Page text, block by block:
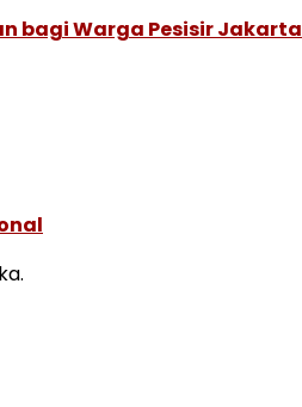
bagi Warga Pesisir Jakarta